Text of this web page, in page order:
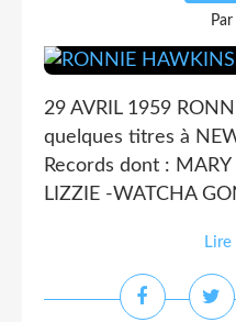
29 AVRIL 1959
quelques titres à
Records dont :
LIZZIE -WATCHA